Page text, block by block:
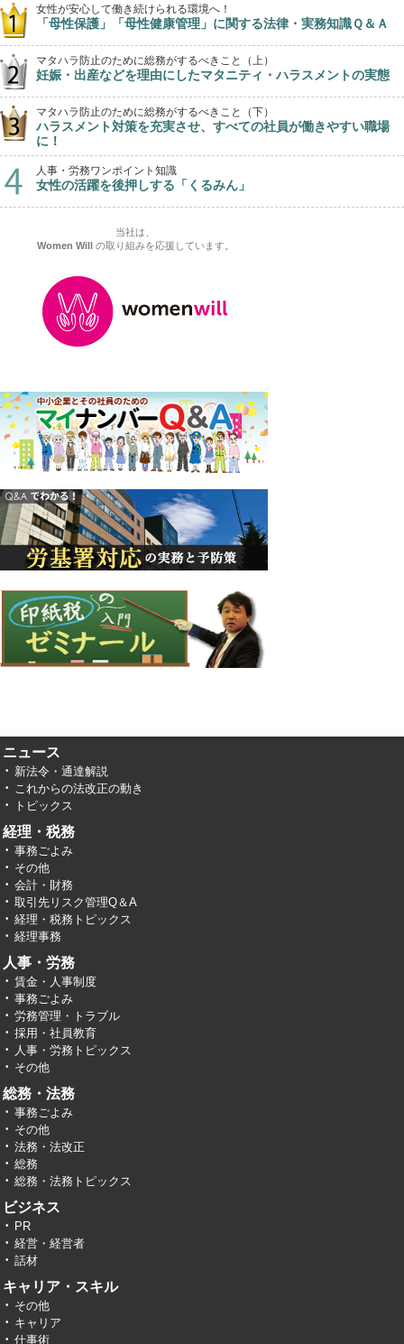
女性が安心して働き続けられる環境へ！
「母性保護」「母性健康管理」に関する法律・実務知識Ｑ＆Ａ
マタハラ防止のために総務がするべきこと（上）
妊娠・出産などを理由にしたマタニティ・ハラスメントの実態
マタハラ防止のために総務がするべきこと（下）
ハラスメント対策を充実させ、すべての社員が働きやすい職場
に！
人事・労務ワンポイント知識
女性の活躍を後押しする「くるみん」
当社は、
Women Will
の取り組みを応援しています。
ニュース
新法令・通達解説
これからの法改正の動き
トピックス
経理・税務
事務ごよみ
その他
会計・財務
取引先リスク管理Q＆A
経理・税務トピックス
経理事務
人事・労務
賃金・人事制度
事務ごよみ
労務管理・トラブル
採用・社員教育
人事・労務トピックス
その他
総務・法務
事務ごよみ
その他
法務・法改正
総務
総務・法務トピックス
ビジネス
PR
経営・経営者
話材
キャリア・スキル
その他
キャリア
仕事術